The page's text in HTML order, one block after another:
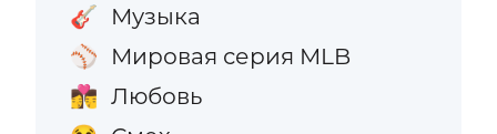
🎸 Музыка
⚾ Мировая серия MLB
👩‍❤️‍💋‍👨 Любовь